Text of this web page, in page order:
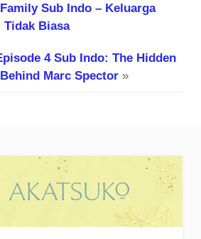
Sub Indo – Keluarga
Tidak Biasa
4 Sub Indo: The Hidden
Marc Spector»